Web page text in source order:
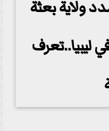
ولاية بعثة
ليبيا..تعرف